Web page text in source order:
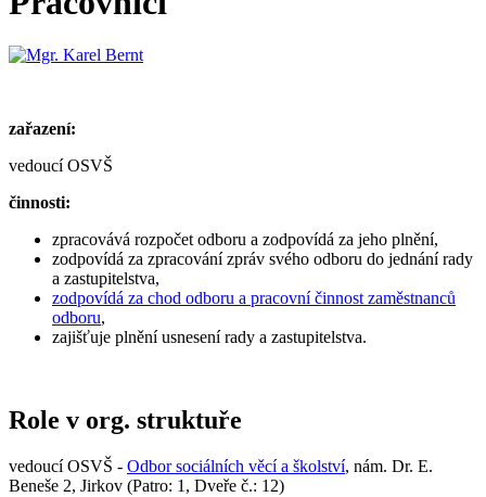
zařazení:
vedoucí OSVŠ
činnosti:
zpracovává rozpočet odboru a zodpovídá za jeho plnění,
zodpovídá za zpracování zpráv svého odboru do jednání rady
a zastupitelstva,
zodpovídá za chod odboru a pracovní činnost zaměstnanců
odboru,
zajišťuje plnění usnesení rady a zastupitelstva.
Role v org. struktuře
vedoucí OSVŠ - Odbor sociálních věcí a školství, nám. Dr. E.
Beneše 2, Jirkov (Patro: 1, Dveře č.: 12)